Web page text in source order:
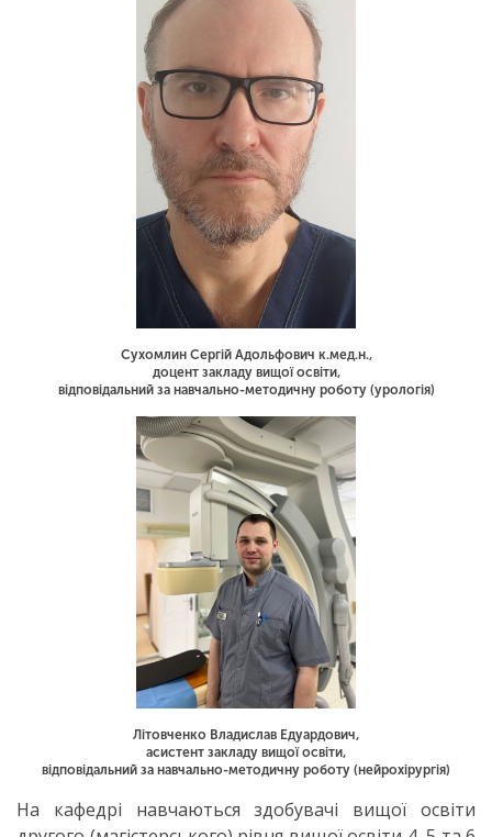
Сухомлин Сергій Адольфович к.мед.н.,
доцент закладу вищої освіти,
відповідальний за навчально-методичну роботу (урологія)
Літовченко Владислав Едуардович,
асистент закладу вищої освіти,
відповідальний за навчально-методичну роботу (нейрохірургія)
На кафедрі навчаються здобувачі вищої освіти